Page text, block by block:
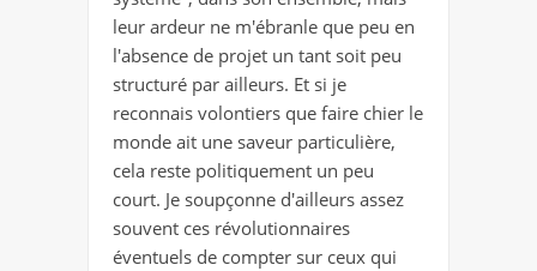
leur ardeur ne m'ébranle que peu en
l'absence de projet un tant soit peu
structuré par ailleurs. Et si je
reconnais volontiers que faire chier le
monde ait une saveur particulière,
cela reste politiquement un peu
court. Je soupçonne d'ailleurs assez
souvent ces révolutionnaires
éventuels de compter sur ceux qui